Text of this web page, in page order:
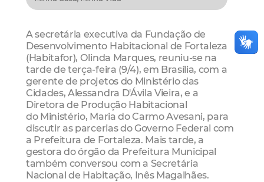
A secretária executiva da Fundação de
Desenvolvimento Habitacional de Fortaleza
(Habitafor), Olinda Marques, reuniu-se na
tarde de terça-feira (9/4), em Brasília, com a
gerente de projetos do Ministério das
Cidades, Alessandra D'Ávila Vieira, e a
Diretora de Produção Habitacional
do Ministério, Maria do Carmo Avesani, para
discutir as parcerias do Governo Federal com
a Prefeitura de Fortaleza. Mais tarde, a
gestora do órgão da Prefeitura Municipal
também conversou com a Secretária
Nacional de Habitação, Inês Magalhães.